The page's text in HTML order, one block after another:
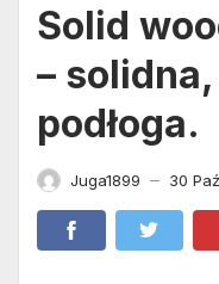
Solid
–
podłoga.
Juga1899 — 30